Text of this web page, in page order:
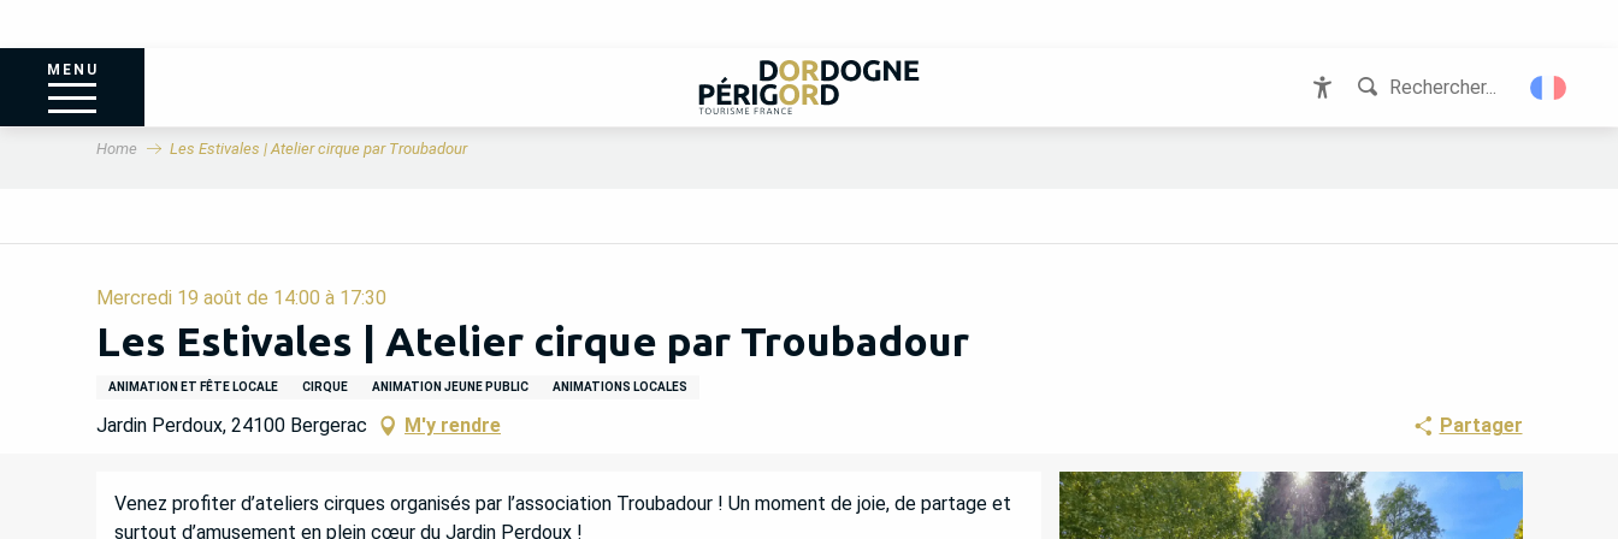
MENU
Rechercher...
Home Les Estivales | Atelier cirque par Troubadour
Mercredi 19 août de 14:00 à 17:30
Les Estivales | Atelier cirque par Troubadour
ANIMATION ET FÊTE LOCALE CIRQUE ANIMATION JEUNE PUBLIC ANIMATIONS LOCALES
Jardin Perdoux, 24100 Bergerac M'y rendre Partager
DESCRIPTION
Venez profiter d’ateliers cirques organisés par l’association Troubadour ! Un moment de joie, de partage et
surtout d’amusement en plein cœur du Jardin Perdoux !